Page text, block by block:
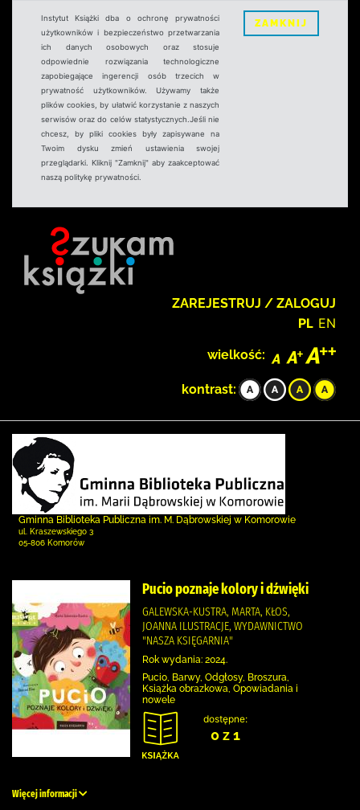
Instytut Książki dba o ochronę prywatności
użytkowników i bezpieczeństwo przetwarzania
ich danych osobowych oraz stosuje
odpowiednie rozwiązania technologiczne
zapobiegające ingerencji osób trzecich w
prywatność użytkowników. Używamy także
plików cookies, by ułatwić korzystanie z naszych
serwisów oraz do celów statystycznych.Jeśli nie
chcesz, by pliki cookies były zapisywane na
Twoim dysku zmień ustawienia swojej
przeglądarki. Kliknij "Zamknij" aby zaakceptować
naszą politykę prywatności.
ZAMKNIJ
ZAREJESTRUJ / ZALOGUJ
PL EN
wielkość:
kontrast:
Gminna Biblioteka Publiczna im. M. Dąbrowskiej w Komorowie
ul. Kraszewskiego 3
05-806 Komorów
Pucio poznaje kolory i dźwięki
GALEWSKA-KUSTRA, MARTA, KŁOS,
JOANNA ILUSTRACJE, WYDAWNICTWO
"NASZA KSIĘGARNIA"
Rok wydania: 2024.
Pucio, Barwy, Odgłosy, Broszura,
Książka obrazkowa, Opowiadania i
nowele
dostępne:
0 z 1
Więcej informacji